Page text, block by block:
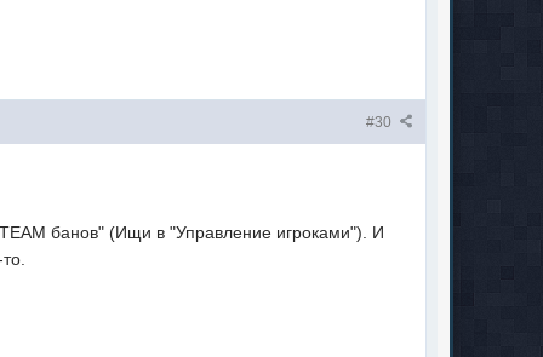
#30
банов" (Ищи в "Управление игроками"). И